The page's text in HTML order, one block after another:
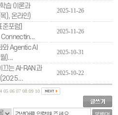
습 이론과
), 온라인)
2025-11-26
포럼]
2025-11-26
와 Agentic AI
)...
2025-10-31
끄는 AI-RAN과
2025-10-22
05 06 07 08 09 10